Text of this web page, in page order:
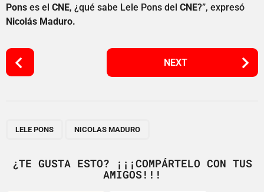
Pons es el CNE, ¿qué sabe Lele Pons del CNE?”, expresó
Nicolás Maduro.
P
o
NEXT
LELE PONS NICOLAS MADURO
¿TE GUSTA ESTO? ¡¡¡COMPÁRTELO CON TUS
AMIGOS!!!